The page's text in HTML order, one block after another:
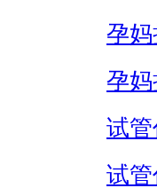
孕
孕妈
试
试